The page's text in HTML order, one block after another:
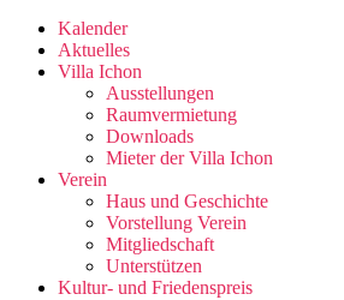
Kalender
Aktuelles
Villa Ichon
Ausstellungen
Raumvermietung
Downloads
Mieter der Villa Ichon
Verein
Haus und Geschichte
Vorstellung Verein
Mitgliedschaft
Unterstützen
Kultur- und Friedenspreis